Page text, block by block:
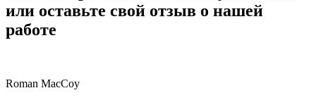
или оставьте свой отзыв о нашей
работе
Roman MacCoy